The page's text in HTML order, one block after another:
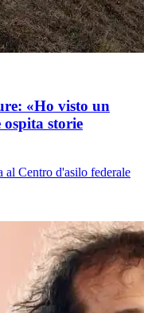
«Ho visto un
ospita storie
Centro d'asilo federale